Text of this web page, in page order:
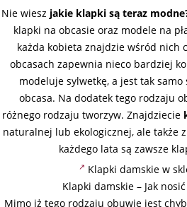
Nie wiesz jakie klapki są teraz
klapki na obcasie oraz modele na
każda kobieta znajdzie wśród nich
obcasach zapewnia nieco bardziej
modeluje sylwetkę, a jest tak
obcasa. Na dodatek tego rodzaju
różnego rodzaju tworzyw. Znajdziecie
naturalnej lub ekologicznej, ale także
każdego lata są zawsze
Klapki damskie w
Klapki damskie – Jak
Mimo iż tego rodzaju obuwie jest